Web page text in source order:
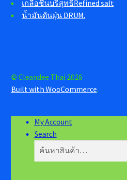
เกลือชื้นบริสุทธิ์Refined salt
น้ำมันดันฝุ่น DRUM.
© Cleandee Thai 2026
Built with WooCommerce.
My Account
Search
ค้นหา:
ค้นหา